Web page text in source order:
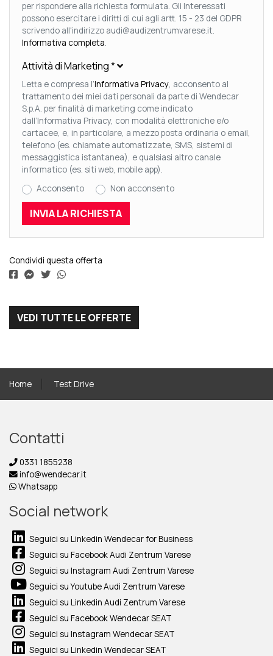
per rispondere alla richiesta formulata. Gli Interessati
possono esercitare i diritti di cui agli artt. 15 - 23 del GDPR
scrivendo all'indirizzo audi@audizentrumvarese.it.
Informativa completa.
Attività di Marketing*
Letta e compresa l’Informativa Privacy, acconsento al
trattamento dei miei dati personali da parte di Wendecar
S.p.A. per finalità di marketing come indicato
dall’Informativa Privacy, con modalità elettroniche e/o
cartacee, e, in particolare, a mezzo posta ordinaria o email,
telefono (es. chiamate automatizzate, SMS, sistemi di
messaggistica istantanea), e qualsiasi altro canale
informatico (es. siti web, mobile app).
Acconsento
Non acconsento
Condividi questa offerta
VEDI TUTTE LE OFFERTE
Home Test Drive
Contatti
0331 1855238
info@wendecar.it
Whatsapp
Social network
Seguici su Linkedin Wendecar for Business
Seguici su Facebook Audi Zentrum Varese
Seguici su Instagram Audi Zentrum Varese
Seguici su Youtube Audi Zentrum Varese
Seguici su Linkedin Audi Zentrum Varese
Seguici su Facebook Wendecar SEAT
Seguici su Instagram Wendecar SEAT
Seguici su Linkedin Wendecar SEAT